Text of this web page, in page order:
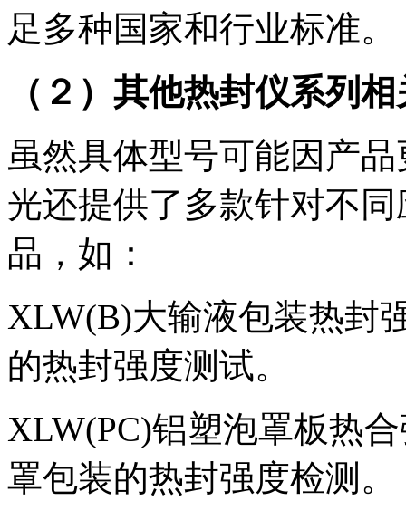
足多种国家和行业标准。
（２）其他热封仪系列
虽然具体型号可能因产
光还提供了多款针对不
品，如：
XLW(B)大输液包装热封
的热封强度测试。
XLW(PC)铝塑泡罩板热
罩包装的热封强度检测。